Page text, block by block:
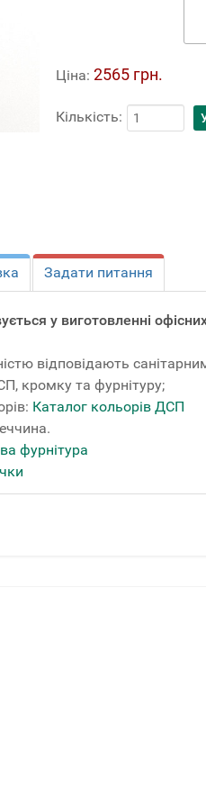
Ціна:2565 грн.
Кількість:
Задати питання
у виготовленні
відповідають
кромку та фурнітуру;
Каталог кольорів ДСП
фурнітура